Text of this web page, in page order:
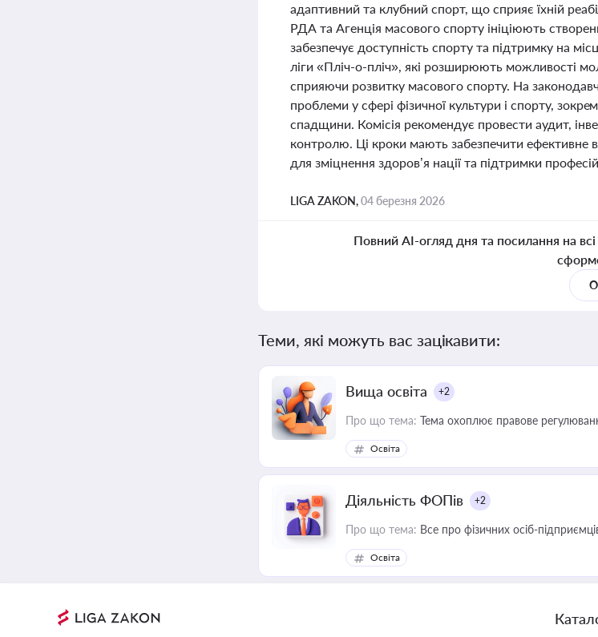
адаптивний та клубний спорт, що сприяє їхній
РДА та Агенція масового спорту ініціюють
забезпечує доступність спорту та підтримку на
ліги «Пліч-о-пліч», які розширюють можливості
сприяючи розвитку масового спорту. На
проблеми у сфері фізичної культури і спорту,
спадщини. Комісія рекомендує провести аудит,
контролю. Ці кроки мають забезпечити ефективне
для зміцнення здоров’я нації та підтримки
LIGA ZAKON,04 березня 2026
Повний AI-огляд дня та посилання на
Теми, які можуть вас зацікавити:
Вища освіта +2
Про що тема: Тема охоплює правове
Освіта
Діяльність ФОПів +2
Про що тема: Все про фізичних осіб-
Освіта